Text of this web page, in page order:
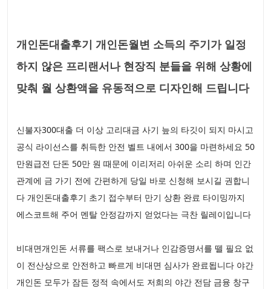
개인돈대출후기 개인돈월변 소득의 주기가 일정
하지 않은 프리랜서나 현장직 분들을 위해 상황에
맞춰 월 상환액을 유동적으로 디자인해 드립니다
신불자300대출 더 이상 고리대금 사기 늪의 타깃이 되지 마시고
공식 라이선스를 취득한 안전 벨트 내에서 300을 마련하세요 50
만원급전 단돈 50만 원 때문에 이리저리 아쉬운 소리 하며 인간
관계에 금 가기 전에 간편하게 당일 바로 신청해 보시길 권합니
다 개인돈대출후기 초기 접수부터 만기 상환 완료 타이밍까지
에스코트해 주어 멘탈 안정감까지 얻었다는 극찬 릴레이입니다
비대면개인돈 서류를 팩스로 보내거나 인감증명서를 뗄 필요 없
이 전산상으로 안전하고 빠르게 비대면 심사가 완료됩니다 야간
개인돈 모두가 잠든 정적 속에서도 저희의 야간 전담 금융 창구